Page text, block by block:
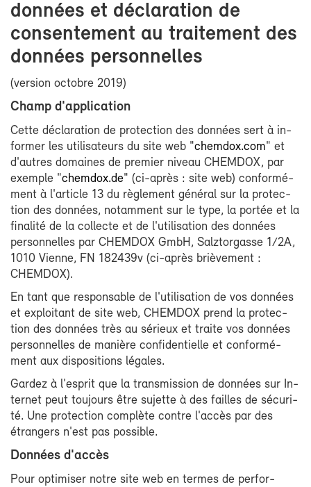
don­nées et dé­cla­ra­tion de
consen­te­ment au trai­te­ment des
don­nées per­son­nelles
(ver­sion oc­tobre 2019)
Champ d'ap­pli­ca­tion
Cette dé­cla­ra­tion de pro­tec­tion des don­nées sert à in­
for­mer les uti­li­sa­teurs du site web "chem­dox.com" et
d'autres do­maines de pre­mier ni­veau CHEM­DOX, par
exemple "chem­dox.de" (ci-​après : site web) confor­mé­
ment à l'ar­ticle 13 du rè­gle­ment gé­né­ral sur la pro­tec­
tion des don­nées, no­tam­ment sur le type, la por­tée et la
fi­na­li­té de la col­lecte et de l'uti­li­sa­tion des don­nées
per­son­nelles par CHEM­DOX GmbH, Salz­tor­gasse 1/2A,
1010 Vienne, FN 182439v (ci-​après briè­ve­ment :
CHEM­DOX).
En tant que res­pon­sable de l'uti­li­sa­tion de vos don­nées
et ex­ploi­tant de site web, CHEM­DOX prend la pro­tec­
tion des don­nées très au sé­rieux et traite vos don­nées
per­son­nelles de ma­nière confi­den­tielle et confor­mé­
ment aux dis­po­si­tions lé­gales.
Gar­dez à l'es­prit que la trans­mis­sion de don­nées sur In­
ter­net peut tou­jours être su­jette à des failles de sé­cu­ri­
té. Une pro­tec­tion com­plète contre l'ac­cès par des
étran­gers n'est pas pos­sible.
Don­nées d'ac­cès
Pour op­ti­mi­ser notre site web en termes de per­for­